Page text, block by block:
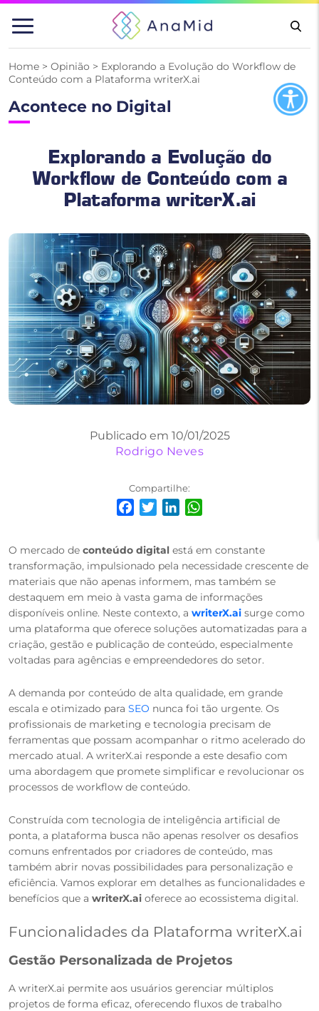
Pular
para
Home > Opinião > Explorando a Evolução do Workflow de
Conteúdo com a Plataforma writerX.ai
Acontece no Digital
Explorando a Evolução do
Workflow de Conteúdo com a
Plataforma writerX.ai
Publicado em 10/01/2025
Rodrigo Neves
Compartilhe:
O mercado de conteúdo digital está em constante
transformação, impulsionado pela necessidade crescente de
materiais que não apenas informem, mas também se
destaquem em meio à vasta gama de informações
disponíveis online. Neste contexto, a writerX.ai surge como
uma plataforma que oferece soluções automatizadas para a
criação, gestão e publicação de conteúdo, especialmente
voltadas para agências e empreendedores do setor.
A demanda por conteúdo de alta qualidade, em grande
escala e otimizado para SEO nunca foi tão urgente. Os
profissionais de marketing e tecnologia precisam de
ferramentas que possam acompanhar o ritmo acelerado do
mercado atual. A writerX.ai responde a este desafio com
uma abordagem que promete simplificar e revolucionar os
processos de workflow de conteúdo.
Construída com tecnologia de inteligência artificial de
ponta, a plataforma busca não apenas resolver os desafios
comuns enfrentados por criadores de conteúdo, mas
também abrir novas possibilidades para personalização e
eficiência. Vamos explorar em detalhes as funcionalidades e
benefícios que a writerX.ai oferece ao ecossistema digital.
Funcionalidades da Plataforma writerX.ai
Gestão Personalizada de Projetos
A writerX.ai permite aos usuários gerenciar múltiplos
projetos de forma eficaz, oferecendo fluxos de trabalho